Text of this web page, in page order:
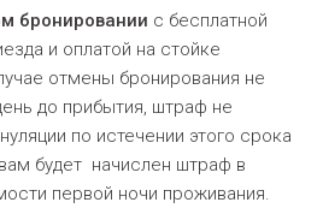
бронировании с бесплатной
и оплатой на стойке
отмены бронирования не
до прибытия, штраф не
по истечении этого срока
будет начислен штраф в
первой ночи проживания.